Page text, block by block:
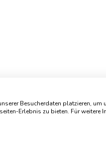
Besucherdaten platzieren,
Erlebnis zu bieten. Für